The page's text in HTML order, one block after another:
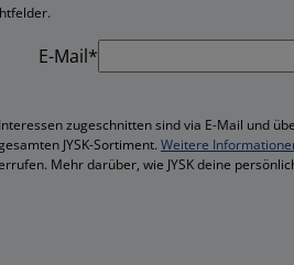
E-Mail*
zugeschnitten sind via E-Mail und
JYSK-Sortiment. Weitere
Mehr darüber, wie JYSK deine